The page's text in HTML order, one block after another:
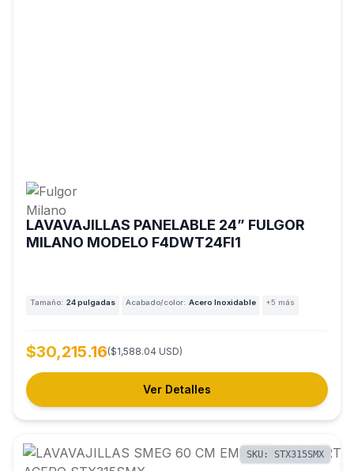
LAVAVAJILLAS PANELABLE 24” FULGOR
MILANO MODELO F4DWT24FI1
Tamaño: 24 pulgadas Acabado/color: Acero Inoxidable +5 más
$30,215.16($1,588.04 USD)
Ver Detalles
SKU: STX315SMX